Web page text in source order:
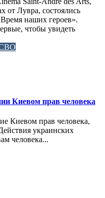
от Лувра, состоялись
наших героев».
чтобы увидеть
Киевом прав человека
Киевом прав человека,
украинских
человека...